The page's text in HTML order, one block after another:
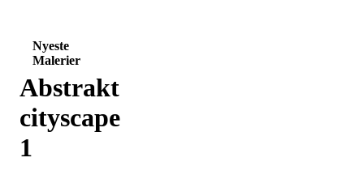
Nyeste
Malerier
Abstrakt
cityscape
1